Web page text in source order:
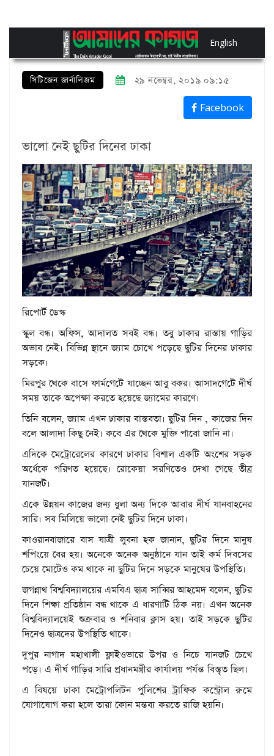
English
সিটিজেন জার্নালিজম ২৯ নভেম্বর, ২০১৯ ০৯:১৫
Facebook
ভালো নেই ছুটির দিনের ঢাকা
রিপোর্ট ডেস্ক
স্কুল বন্ধ। অফিস, আদালত সবই বন্ধ। তবু ঢাকার রাস্তায় গাড়ির
অভাব নেই। বিভিন্ন স্থানে জ্যাম চোখে পড়েছে ছুটির দিনের ঢাকার
সড়কে।
মিরপুর থেকে বাসে ফার্মগেটে যাচ্ছেন আবু বকর। আসাদগেটে দীর্ঘ
সময় তাকে অপেক্ষা করতে হয়েছে জ্যামের কারণে।
তিনি বলেন, জ্যাম এখন ঢাকার বাস্তবতা। ছুটির দিন , কাজের দিন
বলে আলাদা কিছু নেই। কবে এর থেকে মুক্তি পাবো জানি না।
এদিকে মেট্রোরেলের কারণে ঢাকার বিশাল একটি অংশের সড়ক
অর্ধেকে পরিণত হয়েছে। রোকেয়া সরণিতেও দেখা গেছে তীব্র
যানজট।
একে উন্নয়ন কাজের জন্য ধুলা অন্য দিকে আবার দীর্ঘ যানবাহনের
সারি। সব মিলিয়ে ভালো নেই ছুটির দিনে ঢাকা।
কাওরানবাজারে বাস যাত্রী লুবনা হক জানান, ছুটির দিনে মানুষ
শপিংয়ে বের হয়। অনেকে অনেক অনুষ্ঠানে যান তাই কর্ম দিবসের
চেয়ে মোটেও কম থাকে না ছুটির দিনে সড়কে মানুষের উপস্থিতি।
জগন্নাথ বিশ্ববিদ্যালয়ের এমবিএ ছাত্র সাব্বির আহমেদ বলেন, ছুটির
দিনে শিক্ষা প্রতিষ্ঠান বন্ধ থাকে এ ধারণাটি ঠিক নয়। এখন অনেক
বিশ্ববিদ্যালয়েই শুক্রবার ও শনিবার ক্লাস হয়। তাই সড়কে ছুটির
দিনেও ছাত্রদের উপস্থিতি থাকে।
দুপুর নাগাদ মহাখালী ফ্লাইওভারে উপর ও নিচে যানজট চেখে
পড়ে। এ দীর্ঘ গাড়ির সারি প্রধানমন্ত্রীর কার্যালয় পর্যন্ত বিস্তৃত ছিল।
এ বিষয়ে ঢাকা মেট্রোপলিটন পুলিশের ট্রাফিক কন্ট্রোল রুমে
যোগাযোগ করা হলে তারা কোন মন্তব্য করতে রাজি হয়নি।